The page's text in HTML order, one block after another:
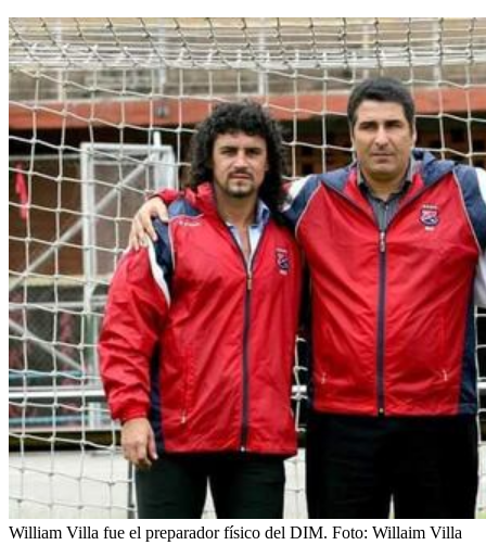
William Villa fue el preparador físico del DIM. Foto: Willaim Villa